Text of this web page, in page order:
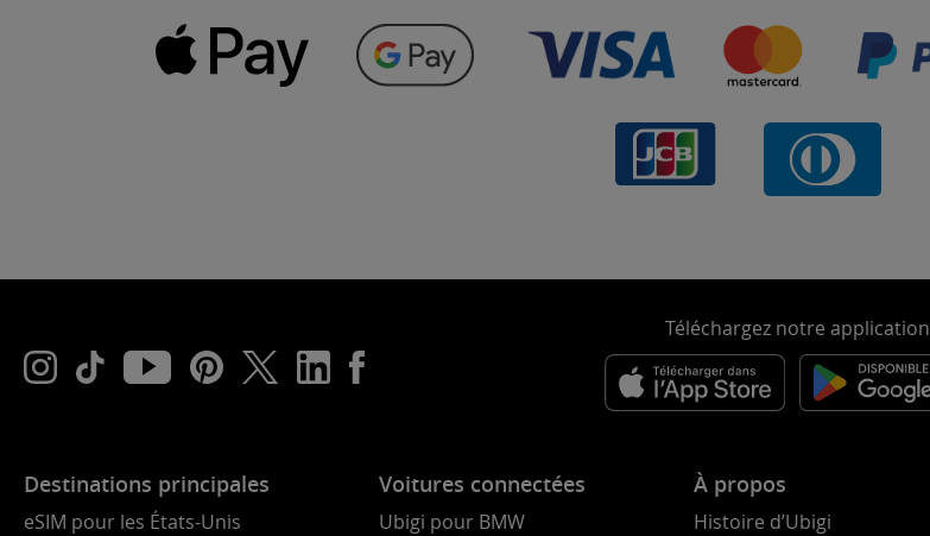
Téléchargez notre application
Destinations principales
eSIM pour les États-Unis
Voitures connectées
Ubigi pour BMW
À propos
Histoire d’Ubigi